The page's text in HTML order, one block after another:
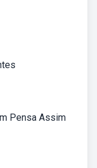
Pensa Assim